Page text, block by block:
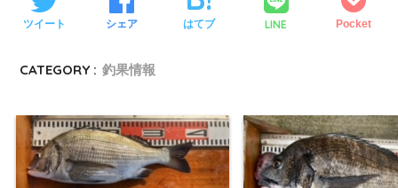
ツイート シェア はてブ LINE Pocket
CATEGORY : 釣果情報